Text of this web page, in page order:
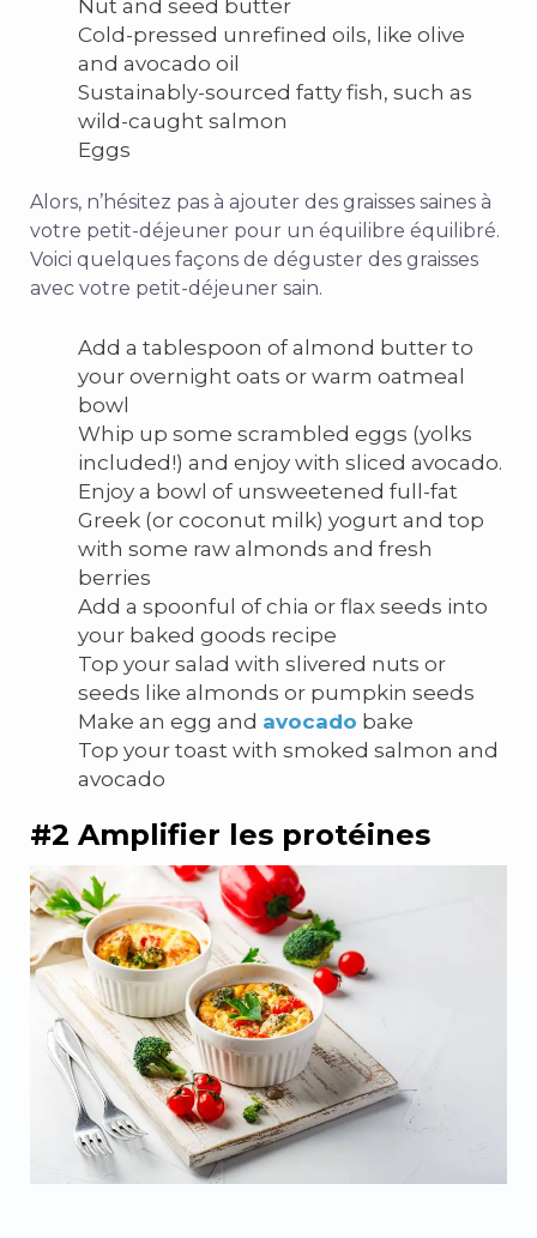
Nut and seed butter
Cold-pressed unrefined oils, like olive
and avocado oil
Sustainably-sourced fatty fish, such as
wild-caught salmon
Eggs
Alors, n’hésitez pas à ajouter des graisses saines à
votre petit-déjeuner pour un équilibre équilibré.
Voici quelques façons de déguster des graisses
avec votre petit-déjeuner sain.
Add a tablespoon of almond butter to
your overnight oats or warm oatmeal
bowl
Whip up some scrambled eggs (yolks
included!) and enjoy with sliced avocado.
Enjoy a bowl of unsweetened full-fat
Greek (or coconut milk) yogurt and top
with some raw almonds and fresh
berries
Add a spoonful of chia or flax seeds into
your baked goods recipe
Top your salad with slivered nuts or
seeds like almonds or pumpkin seeds
Make an egg and avocado bake
Top your toast with smoked salmon and
avocado
#2 Amplifier les protéines